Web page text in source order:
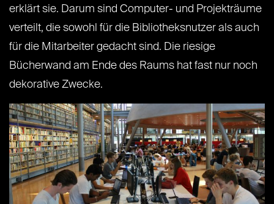
erklärt sie. Darum sind Computer- und Projekträume
verteilt, die sowohl für die Bibliotheksnutzer als auch
für die Mitarbeiter gedacht sind. Die riesige
Bücherwand am Ende des Raums hat fast nur noch
dekorative Zwecke.